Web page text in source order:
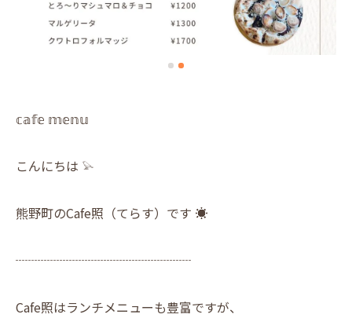
𝕔𝕒𝕗𝕖 𝕞𝕖𝕟𝕦
こんにちは 𓅫
熊野町のCafe照（てらす）です ☀︎
┈┈┈┈┈┈┈┈┈┈┈┈┈┈
Cafe照はランチメニューも豊富ですが、